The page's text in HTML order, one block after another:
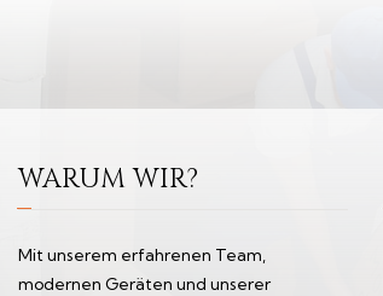
WARUM WIR?
Mit unserem erfahrenen Team,
modernen Geräten und unserer